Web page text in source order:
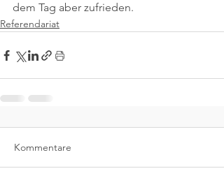
dem Tag aber zufrieden.
Referendariat
Kommentare